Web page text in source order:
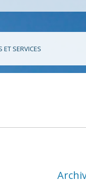
ET SERVICES